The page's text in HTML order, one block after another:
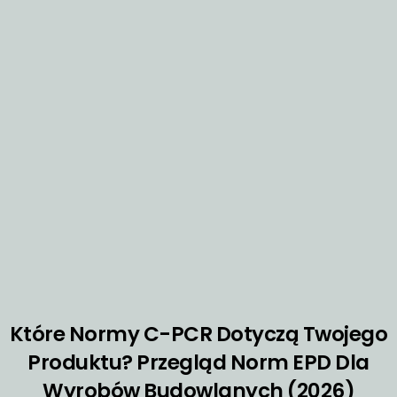
Które Normy C-PCR Dotyczą Twojego
Produktu? Przegląd Norm EPD Dla
Wyrobów Budowlanych (2026)